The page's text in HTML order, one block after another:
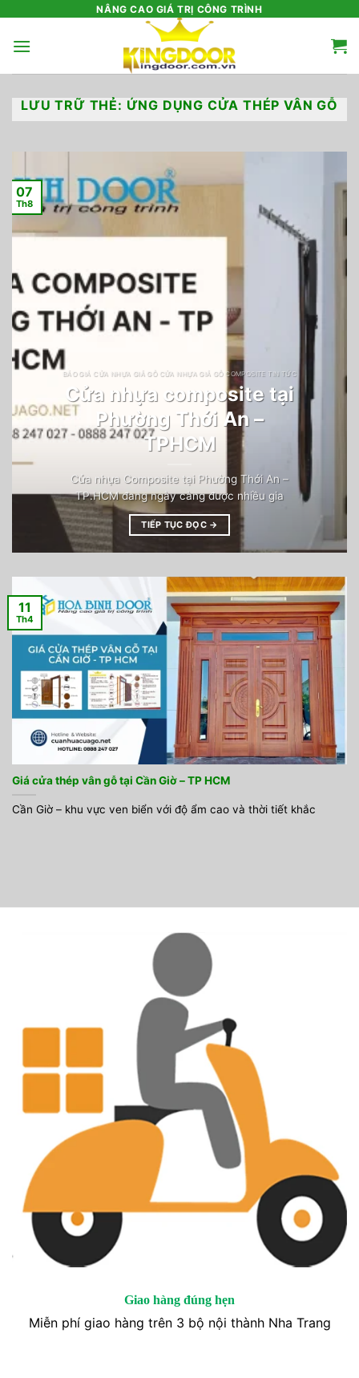
nội
NÂNG CAO GIÁ TRỊ CÔNG TRÌNH
LƯU TRỮ THẺ: ỨNG DỤNG CỬA THÉP VÂN GỖ
BÁO GIÁ CỬA NHỰA GIẢ GỖ CỬA NHỰA GIẢ GỖ COMPOSITE TIN TỨC
Cửa nhựa composite tại
Phường Thới An –
TPHCM
Cửa nhựa Composite tại Phường Thới An –
TP.HCM đang ngày càng được nhiều gia
TIẾP TỤC ĐỌC →
07
Th8
Giá cửa thép vân gỗ tại Cần Giờ – TP HCM
Cần Giờ – khu vực ven biển với độ ẩm cao và thời tiết khắc
11
Th4
Giao hàng đúng hẹn
Miễn phí giao hàng trên 3 bộ nội thành Nha Trang